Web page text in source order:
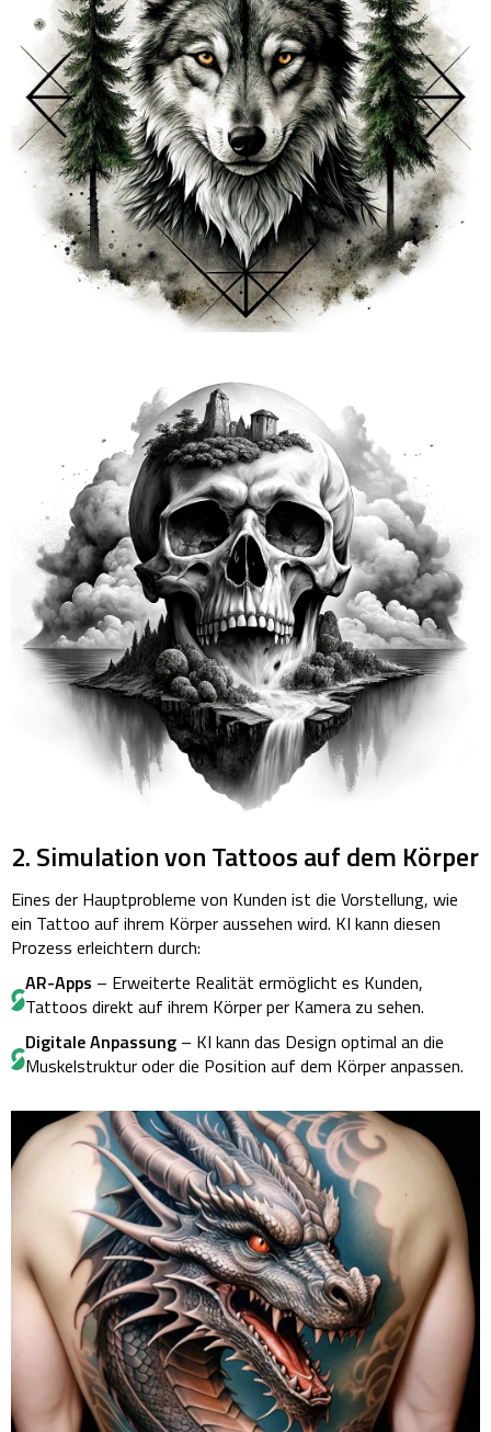
2. Simulation von Tattoos auf dem Körper
Eines der Hauptprobleme von Kunden ist die Vorstellung, wie
ein Tattoo auf ihrem Körper aussehen wird. KI kann diesen
Prozess erleichtern durch:
AR-Apps – Erweiterte Realität ermöglicht es Kunden,
Tattoos direkt auf ihrem Körper per Kamera zu sehen.
Digitale Anpassung – KI kann das Design optimal an die
Muskelstruktur oder die Position auf dem Körper anpassen.